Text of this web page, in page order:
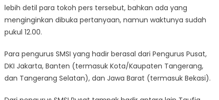
lebih detil para tokoh pers tersebut, bahkan ada yang
menginginkan dibuka pertanyaan, namun waktunya sudah
pukul 12.00.
Para pengurus SMSI yang hadir berasal dari Pengurus Pusat,
DKI Jakarta, Banten (termasuk Kota/Kaupaten Tangerang,
dan Tangerang Selatan), dan Jawa Barat (termasuk Bekasi).